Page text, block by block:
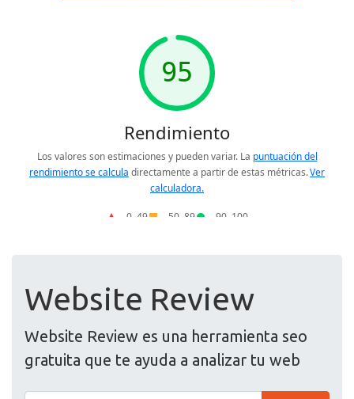
Website Review
Website Review es una herramienta seo
gratuita que te ayuda a analizar tu web